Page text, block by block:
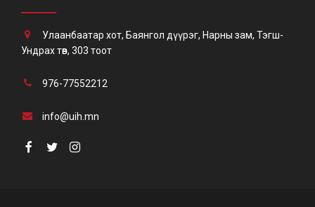
Улаанбаатар хот, Баянгол дүүрэг, Нарны зам, Тэгш-
Ундрах төв, 303 тоот
976-77552212
info@uih.mn